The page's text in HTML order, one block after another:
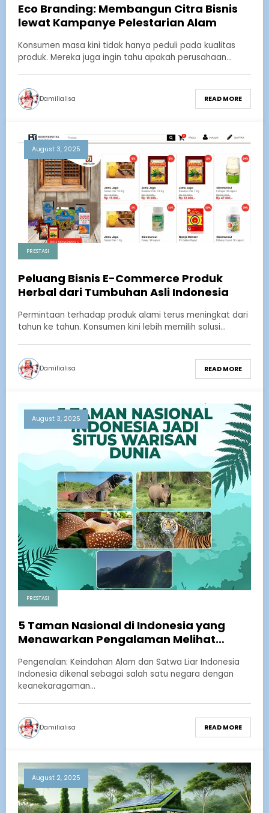
Eco Branding: Membangun Citra Bisnis
lewat Kampanye Pelestarian Alam
Konsumen masa kini tidak hanya peduli pada kualitas
produk. Mereka juga ingin tahu apakah perusahaan…
Damilialisa READ MORE
August 3, 2025
PRESTASI
Peluang Bisnis E-Commerce Produk
Herbal dari Tumbuhan Asli Indonesia
Permintaan terhadap produk alami terus meningkat dari
tahun ke tahun. Konsumen kini lebih memilih solusi…
Damilialisa READ MORE
August 3, 2025
PRESTASI
5 Taman Nasional di Indonesia yang
Menawarkan Pengalaman Melihat
Pengenalan: Keindahan Alam dan Satwa Liar Indonesia
Indonesia dikenal sebagai salah satu negara dengan
keanekaragaman…
Damilialisa READ MORE
August 2, 2025